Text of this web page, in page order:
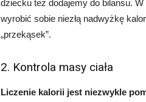
dziecku też dodajemy do bilansu.
wyrobić sobie niezłą nadwyżkę
„przekąsek”.
2. Kontrola masy ciała
Liczenie kalorii jest niezwykle